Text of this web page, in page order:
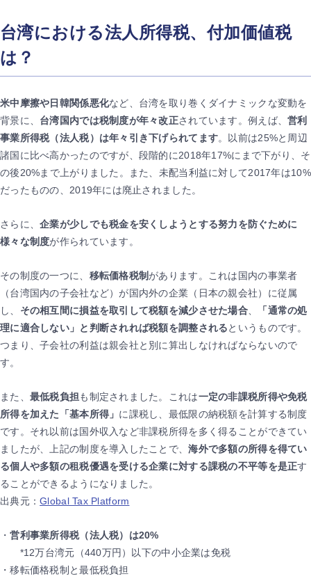
台湾における法人所得税、付加価値税
は？
米中摩擦や日韓関係悪化など、台湾を取り巻くダイナミックな変動を
背景に、 台湾国内では税制度が年々改正されています。例えば、営利
事業所得税（法人税）は年々引き下げられてます。以前は25%と周辺
諸国に比べ高かったのですが、段階的に2018年17%にまで下がり、そ
の後20%まで上がりました。また、未配当利益に対して2017年は10%
だったものの、2019年には廃止されました。
さらに、企業が少しでも税金を安くしようとする努力を防ぐために
様々な制度が作られています。
その制度の一つに、 移転価格税制があります。これは国内の事業者
（台湾国内の子会社など）が国内外の企業（日本の親会社）に従属
し、 その相互間に損益を取引して税額を減少させた場合
「通常の処
理に適合しない」と判断されれば税額を調整されるというものです。
つまり、子会社の利益は親会社と別に算出しなければならないので
す。
また、 最低税負担も制定されました。これは一定の非課税所得や免税
所得を加えた「基本所得」 に課税し、最低限の納税額を計算する制度
です。それ以前は国外収入など非課税所得を多く得ることができてい
ましたが、上記の制度を導入したことで、海外で多額の所得を得てい
る個人や多額の租税優遇を受ける企業に対する課税の不平等を是正す
ることができるようになりました。
出典元：Global Tax Platform
・営利事業所得税（法人税）は20%
*12万台湾元（440万円）以下の中小企業は免税
・移転価格税制と最低税負担